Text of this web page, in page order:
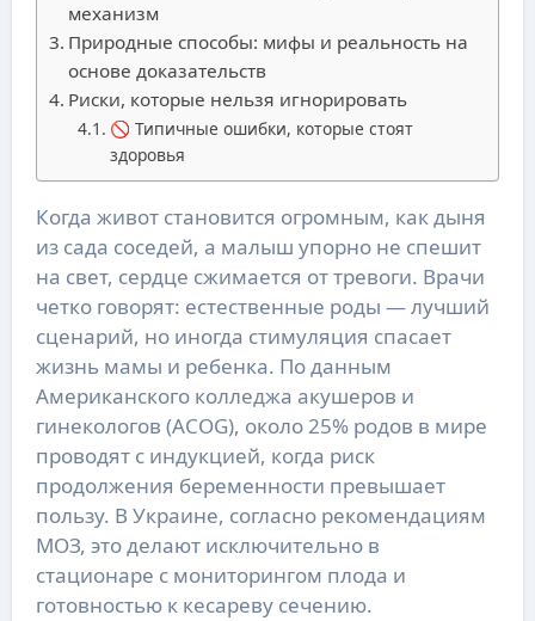
механизм
Природные способы: мифы и реальность на
основе доказательств
Риски, которые нельзя игнорировать
🚫 Типичные ошибки, которые стоят
здоровья
Когда живот становится огромным, как дыня
из сада соседей, а малыш упорно не спешит
на свет, сердце сжимается от тревоги. Врачи
четко говорят: естественные роды — лучший
сценарий, но иногда стимуляция спасает
жизнь мамы и ребенка. По данным
Американского колледжа акушеров и
гинекологов (ACOG), около 25% родов в мире
проводят с индукцией, когда риск
продолжения беременности превышает
пользу. В Украине, согласно рекомендациям
МОЗ, это делают исключительно в
стационаре с мониторингом плода и
готовностью к кесареву сечению.